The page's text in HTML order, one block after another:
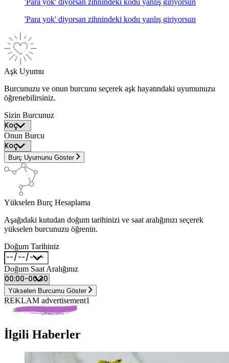
'Para yok' diyorsan zihnindeki kodu yanlış giriyorsun
Aşk Uyumu
Burcunuzu ve onun burcunu seçerek aşk hayatındaki uyumunuzu
öğrenebilirsiniz.
Sizin Burcunuz
Onun Burcu
Burç Uyumunu Göster
Yükselen Burç Hesaplama
Aşağıdaki kutudan doğum tarihinizi ve saat aralığınızı seçerek
yükselen burcunuzu öğrenin.
Doğum Tarihiniz
Doğum Saat Aralığınız
Yükselen Burcumu Göster
REKLAM advertisement1
İlgili Haberler